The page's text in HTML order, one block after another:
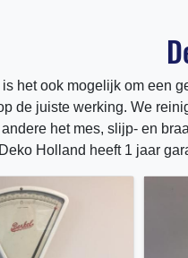
het ook mogelijk om een
de juiste werking. We
het mes, slijp- en
Holland heeft 1 jaar